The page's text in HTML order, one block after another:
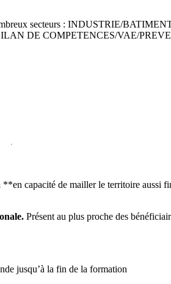
secteurs : INDUSTRIE/
DE COMPETENCES/VAE/
capacité de mailler le territoire aussi
Présent au plus proche des
jusqu’à la fin de la formation